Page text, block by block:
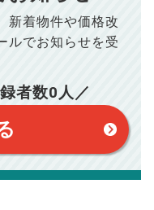
100,050 円
で試算しています。
計算しております。
期間で金利が変わらない設
入れを保証するものでは
の、いかなる損害について
であり、手残り金額を
用、引っ越し費用、住
まれておりませんの
費税）
新着物件や価格改
ルでお知らせを受
者数0 人／